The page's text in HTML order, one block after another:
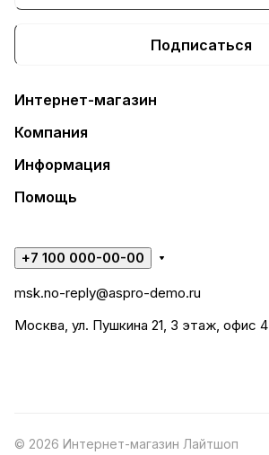
Подписаться
Интернет-магазин
Компания
Информация
Помощь
+7 100 000-00-00
msk.no-reply@aspro-demo.ru
Москва, ул. Пушкина 21, 3 этаж, офис 4
© 2026 Интернет-магазин Лайтшоп